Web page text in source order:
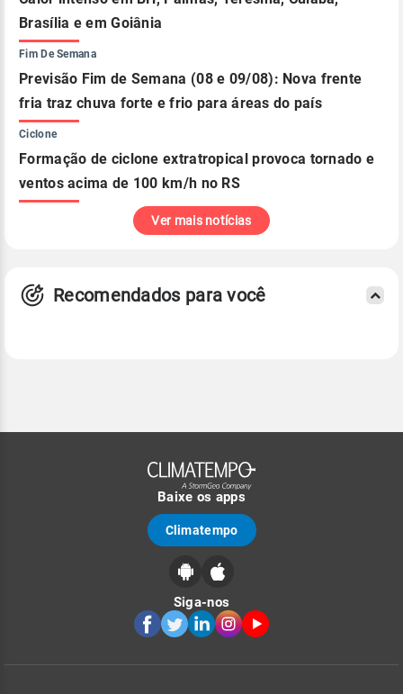
Brasília e em Goiânia
Fim De Semana
Previsão Fim de Semana (08 e 09/08): Nova frente
fria traz chuva forte e frio para áreas do país
Ciclone
Formação de ciclone extratropical provoca tornado e
ventos acima de 100 km/h no RS
Ver mais notícias
Recomendados para você
Baixe os apps
Climatempo
Siga-nos